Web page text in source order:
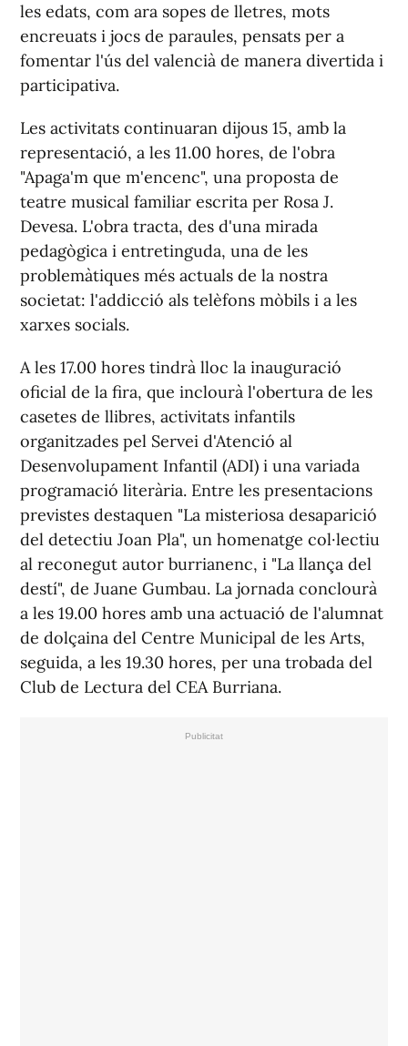
les edats, com ara sopes de lletres, mots
encreuats i jocs de paraules, pensats per a
fomentar l'ús del valencià de manera divertida i
participativa.
Les activitats continuaran dijous 15, amb la
representació, a les 11.00 hores, de l'obra
"Apaga'm que m'encenc", una proposta de
teatre musical familiar escrita per Rosa J.
Devesa. L'obra tracta, des d'una mirada
pedagògica i entretinguda, una de les
problemàtiques més actuals de la nostra
societat: l'addicció als telèfons mòbils i a les
xarxes socials.
A les 17.00 hores tindrà lloc la inauguració
oficial de la fira, que inclourà l'obertura de les
casetes de llibres, activitats infantils
organitzades pel Servei d'Atenció al
Desenvolupament Infantil (ADI) i una variada
programació literària. Entre les presentacions
previstes destaquen "La misteriosa desaparició
del detectiu Joan Pla", un homenatge col·lectiu
al reconegut autor burrianenc, i "La llança del
destí", de Juane Gumbau. La jornada conclourà
a les 19.00 hores amb una actuació de l'alumnat
de dolçaina del Centre Municipal de les Arts,
seguida, a les 19.30 hores, per una trobada del
Club de Lectura del CEA Burriana.